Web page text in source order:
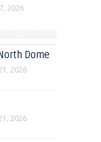
2026
Dome
2026
2026